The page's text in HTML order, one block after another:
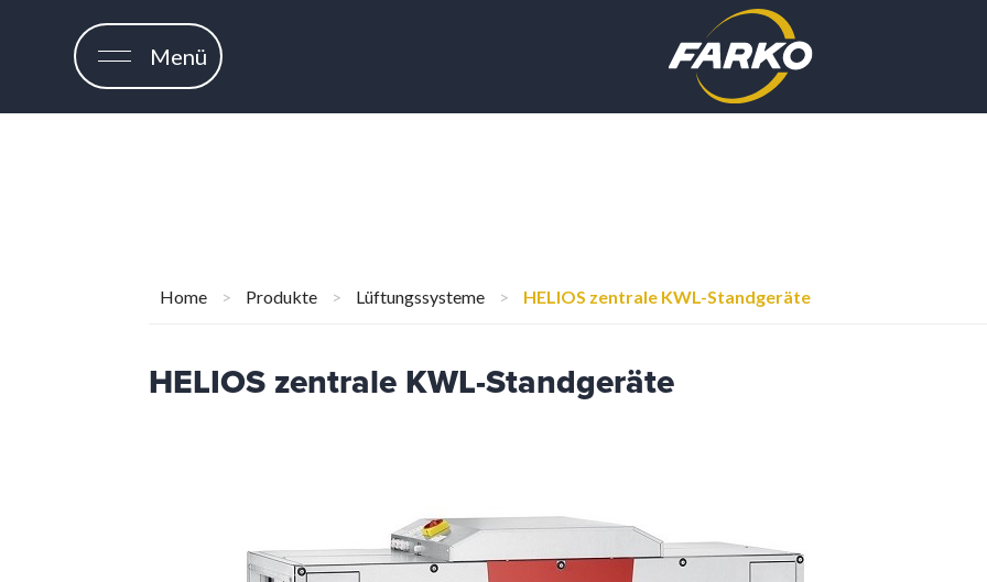
Menü
Home > Produkte > Lüftungssysteme > HELIOS zentrale KWL-Standgeräte
HELIOS zentrale KWL-Standgeräte